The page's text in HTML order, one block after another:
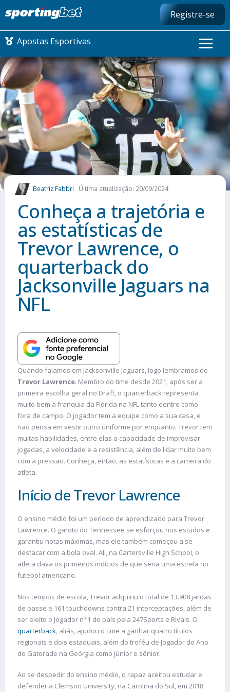
Registre-se
Apostas Esportivas
CONMEBOL LIBERTADORES
FUTEBOL NACIONAL
FUTEBOL INTERNACIONAL
COMO APOSTAR
MAIS ESPORTES
Beatriz Fabbri Última atualização: 20/09/2024
Conheça a trajetória e
as estatísticas de
Trevor Lawrence, o
quarterback do
Jacksonville Jaguars na
NFL
Quando falamos em Jacksonville Jaguars, logo lembramos de
Trevor Lawrence. Membro do time desde 2021, após ser a
primeira escolha geral no Draft, o quarterback representa
muito bem a franquia da Flórida na NFL tanto dentro como
fora de campo. O jogador tem a equipe como a sua casa, e
não pensa em vestir outro uniforme por enquanto. Trevor tem
muitas habilidades, entre elas a capacidade de improvisar
jogadas, a velocidade e a resistência, além de lidar muito bem
com a pressão. Conheça, então, as estatísticas e a carreira do
atleta.
Início de Trevor Lawrence
O ensino médio foi um período de aprendizado para Trevor
Lawrence. O garoto do Tennessee se esforçou nos estudos e
garantiu notas máximas, mas ele também começou a se
destacar com a bola oval. Ali, na Cartersville High School, o
atleta dava os primeiros indícios de que seria uma estrela no
futebol americano.
Nos tempos de escola, Trevor adquiriu o total de 13.908 jardas
de passe e 161 touchdowns contra 21 interceptações, além de
ser eleito o Jogador nº 1 do país pela 247Sports e Rivals. O
quarterback, aliás, ajudou o time a ganhar quatro títulos
regionais e dois estaduais, além do troféu de Jogador do Ano
do Gatorade na Geórgia como júnior e sênior.
Ao se despedir do ensino médio, o rapaz aceitou estudar e
defender a Clemson University, na Carolina do Sul, em 2018.